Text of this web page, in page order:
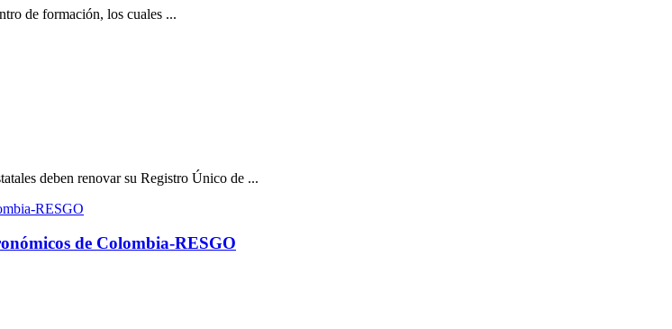
de formación, los cuales ...
deben renovar su Registro Único de ...
de Colombia-RESGO